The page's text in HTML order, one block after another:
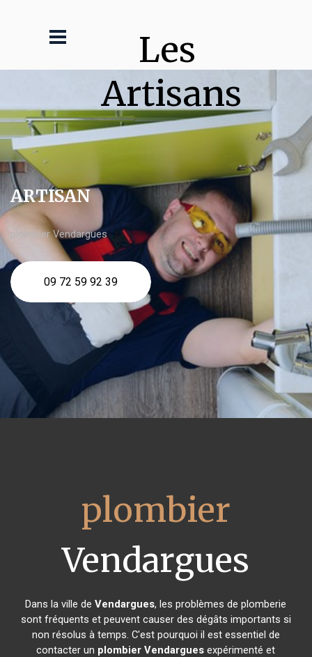
Les
Artisans
ARTISAN
plombier Vendargues
09 72 59 92 39
plombier
Vendargues
Dans la ville deVendargues, les problèmes de plomberie
sont fréquents et peuvent causer des dégâts importants si
non résolus à temps. C'est pourquoi il est essentiel de
contacter un plombier Vendargues expérimenté et